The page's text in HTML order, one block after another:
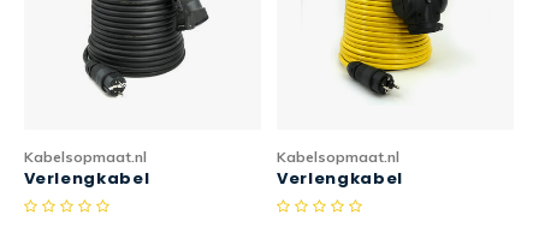
Kabelsopmaat.nl
Verlengkabel
Randaarde PRO 10mtr
Kabelsopmaat.nl
Verlengkabel
Randaarde PRO 2mtr